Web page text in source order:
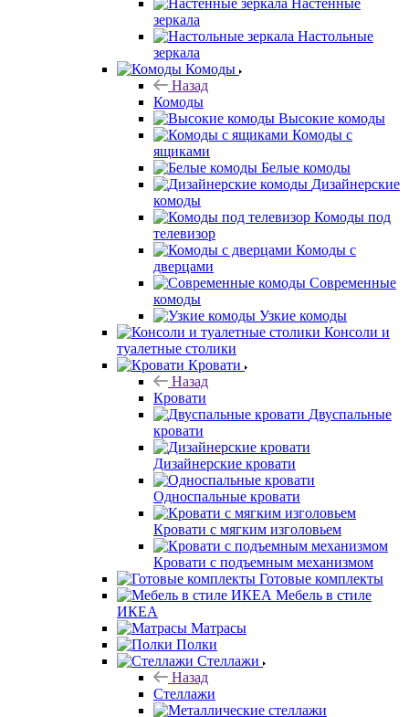
Настенные
зеркала
Настольные
зеркала
Комоды
Назад
Комоды
Высокие комоды
Комоды с
ящиками
Белые комоды
Дизайнерские
комоды
Комоды под
телевизор
Комоды с
дверцами
Современные
комоды
Узкие комоды
Консоли и
туалетные столики
Кровати
Назад
Кровати
Двуспальные
кровати
Дизайнерские кровати
Односпальные кровати
Кровати с мягким изголовьем
Кровати с подъемным механизмом
Готовые комплекты
Мебель в стиле
ИКЕА
Матрасы
Полки
Стеллажи
Назад
Стеллажи